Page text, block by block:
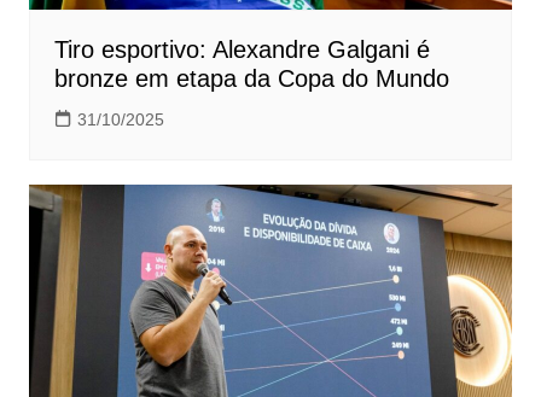
Tiro esportivo: Alexandre Galgani é
bronze em etapa da Copa do Mundo
31/10/2025